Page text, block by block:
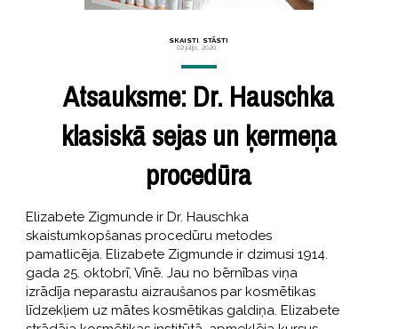
SKAISTI STĀSTI
02 jūlijs, 2020
Atsauksme: Dr. Hauschka
klasiskā sejas un ķermeņa
procedūra
Elizabete Zigmunde ir Dr. Hauschka
skaistumkopšanas procedūru metodes
pamatlicēja. Elizabete Zigmunde ir dzimusi 1914.
gada 25. oktobrī, Vīnē. Jau no bērnības viņa
izrādīja neparastu aizraušanos par kosmētikas
līdzekļiem uz mātes kosmētikas galdiņa. Elizabete